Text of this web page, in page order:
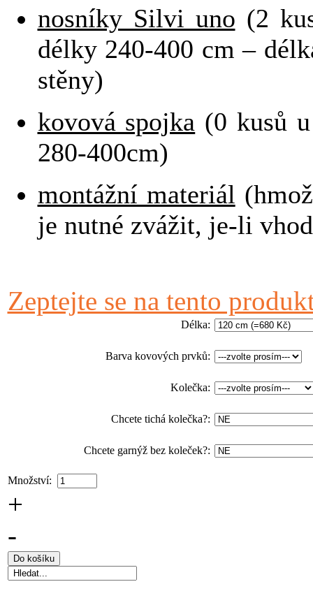
nosníky Silvi uno (2
délky 240-400 cm –
stěny)
kovová spojka (0 kusů
280-400cm)
montážní materiál
je nutné zvážit, je-li
Zeptejte se na tento
Délka:
Barva kovových prvků:
Kolečka:
Chcete tichá kolečka?:
Chcete garnýž bez koleček?:
Množství:
+
-